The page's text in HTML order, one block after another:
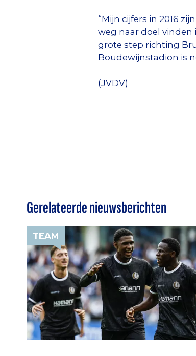
“Mijn cijfers in 2016
weg naar doel vinden
grote step richting
Boudewijnstadion is
(JVDV)
Gerelateerde nieuwsberichten
TEAM